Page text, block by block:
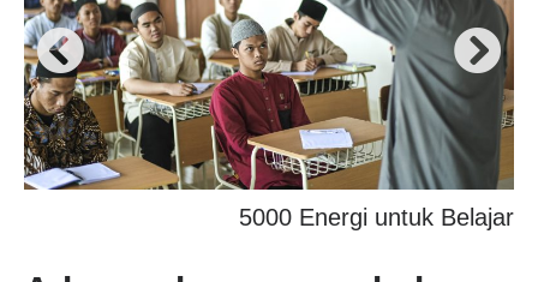
5000 Energi untuk Belajar